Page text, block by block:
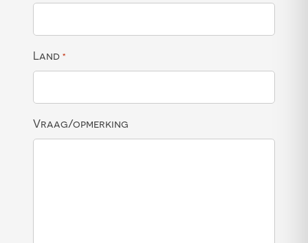
Land *
Vraag/opmerking